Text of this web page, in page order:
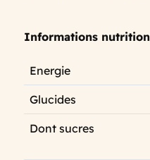
Informations
Energie
Glucides
Dont sucres